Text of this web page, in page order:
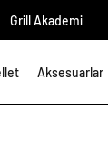
Grill Akademi
Aksesuarlar